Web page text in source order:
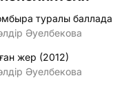
туралы баллада
Әуелбекова
жер (2012)
Әуелбекова